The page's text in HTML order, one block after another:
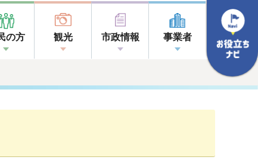
の方 観光 市政情報 事業者